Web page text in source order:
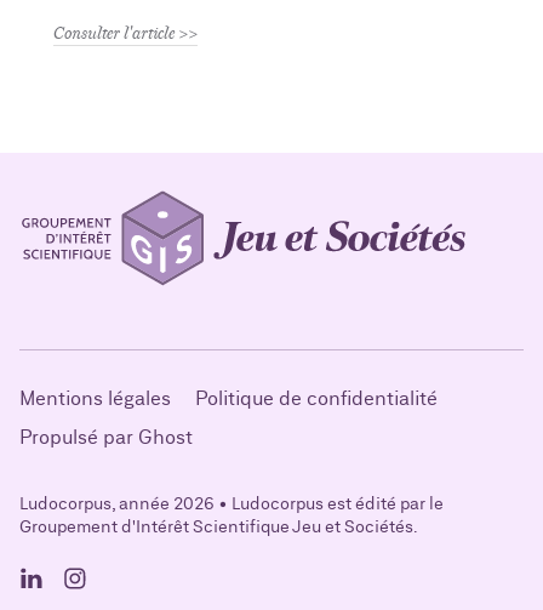
Consulter l'article
Mentions légales
Politique de confidentialité
Propulsé par Ghost
Ludocorpus, année 2026 • Ludocorpus est édité par le
Groupement d'Intérêt Scientifique Jeu et Sociétés.